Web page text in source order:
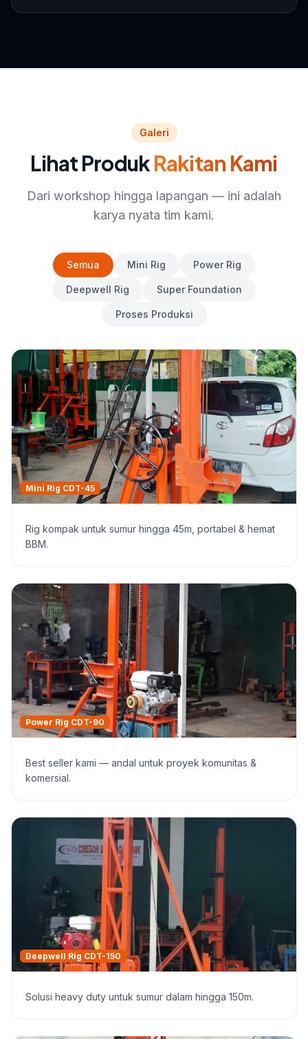
Galeri
Lihat ProdukRakitan Kami
Dari workshop hingga lapangan — ini adalah
karya nyata tim kami.
Semua Mini Rig Power Rig
Deepwell Rig Super Foundation
Proses Produksi
Mini Rig CDT-45
Rig kompak untuk sumur hingga 45m, portabel & hemat
BBM.
Power Rig CDT-90
Best seller kami — andal untuk proyek komunitas &
komersial.
Deepwell Rig CDT-150
Solusi heavy duty untuk sumur dalam hingga 150m.